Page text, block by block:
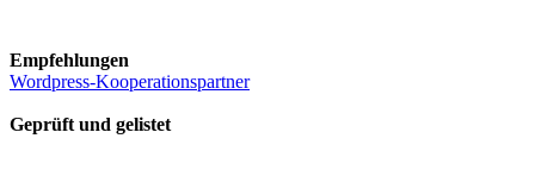
Empfehlungen
Wordpress-Kooperationspartner
Geprüft und gelistet